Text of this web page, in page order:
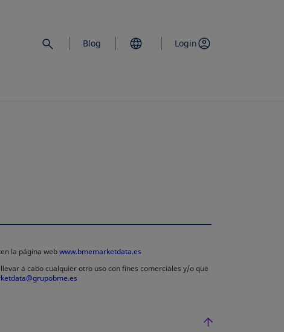
Blog Login
la página webwww.bmemarketdata.es
a cabo cualquier otro uso con fines comerciales y/o que